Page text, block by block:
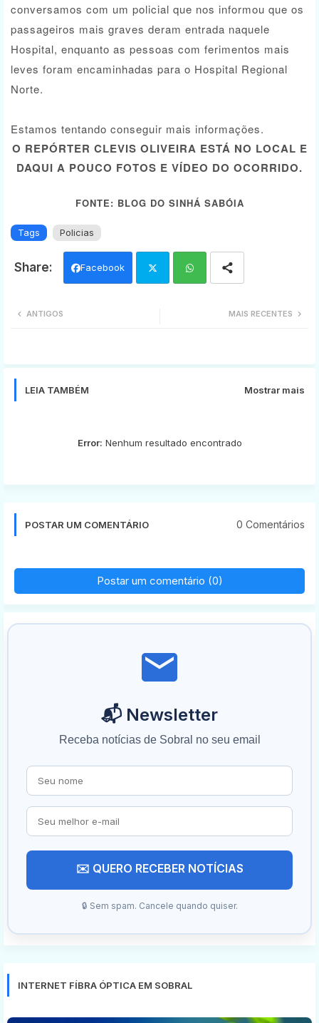
conversamos com um policial que nos informou que os
passageiros mais graves deram entrada naquele
Hospital, enquanto as pessoas com ferimentos mais
leves foram encaminhadas para o Hospital Regional
Norte.
Estamos tentando conseguir mais informações.
O REPÓRTER CLEVIS OLIVEIRA ESTÁ NO LOCAL E
DAQUI A POUCO FOTOS E VÍDEO DO OCORRIDO.
FONTE: BLOG DO SINHÁ SABÓIA
Tags Policias
Facebook
MAIS RECENTES
ANTIGOS
LEIA TAMBÉM Mostrar mais
Error: Nenhum resultado encontrado
POSTAR UM COMENTÁRIO 0 Comentários
Postar um comentário (0)
📬 Newsletter
Receba notícias de Sobral no seu email
✉️ QUERO RECEBER NOTÍCIAS
🔒 Sem spam. Cancele quando quiser.
INTERNET FÍBRA ÓPTICA EM SOBRAL